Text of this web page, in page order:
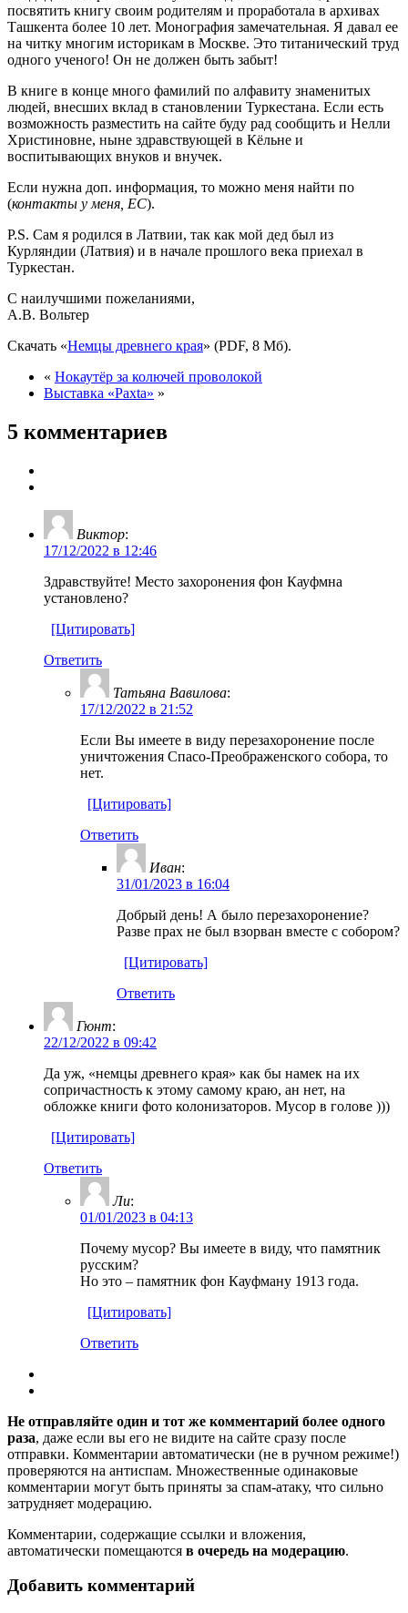
посвятить книгу своим родителям и проработала в архивах
Ташкента более 10 лет. Монография замечательная. Я давал ее
на читку многим историкам в Москве. Это титанический труд
одного ученого! Он не должен быть забыт!
В книге в конце много фамилий по алфавиту знаменитых
людей, внесших вклад в становлении Туркестана. Если есть
возможность разместить на сайте буду рад сообщить и Нелли
Христиновне, ныне здравствующей в Кёльне и
воспитывающих внуков и внучек.
Если нужна доп. информация, то можно меня найти по
(контакты у меня, ЕС).
P.S. Сам я родился в Латвии, так как мой дед был из
Курляндии (Латвия) и в начале прошлого века приехал в
Туркестан.
С наилучшими пожеланиями,
А.В. Вольтер
Скачать «Немцы древнего края» (PDF, 8 Мб).
« Нокаутёр за колючей проволокой
Выставка «Paxta» »
5 комментариев
Виктор:
17/12/2022 в 12:46
Здравствуйте! Место захоронения фон Кауфмна
установлено?
[Цитировать]
Ответить
Татьяна Вавилова:
17/12/2022 в 21:52
Если Вы имеете в виду перезахоронение после
уничтожения Спасо-Преображенского собора, то
нет.
[Цитировать]
Ответить
Иван:
31/01/2023 в 16:04
Добрый день! А было перезахоронение?
Разве прах не был взорван вместе с собором?
[Цитировать]
Ответить
Гюнт:
22/12/2022 в 09:42
Да уж, «немцы древнего края» как бы намек на их
сопричастность к этому самому краю, ан нет, на
обложке книги фото колонизаторов. Мусор в голове )))
[Цитировать]
Ответить
Ли:
01/01/2023 в 04:13
Почему мусор? Вы имеете в виду, что памятник
русским?
Но это – памятник фон Кауфману 1913 года.
[Цитировать]
Ответить
Не отправляйте один и тот же комментарий более одного
раза, даже если вы его не видите на сайте сразу после
отправки. Комментарии автоматически (не в ручном режиме!)
проверяются на антиспам. Множественные одинаковые
комментарии могут быть приняты за спам-атаку, что сильно
затрудняет модерацию.
Комментарии, содержащие ссылки и вложения,
автоматически помещаются в очередь на модерацию.
Добавить комментарий